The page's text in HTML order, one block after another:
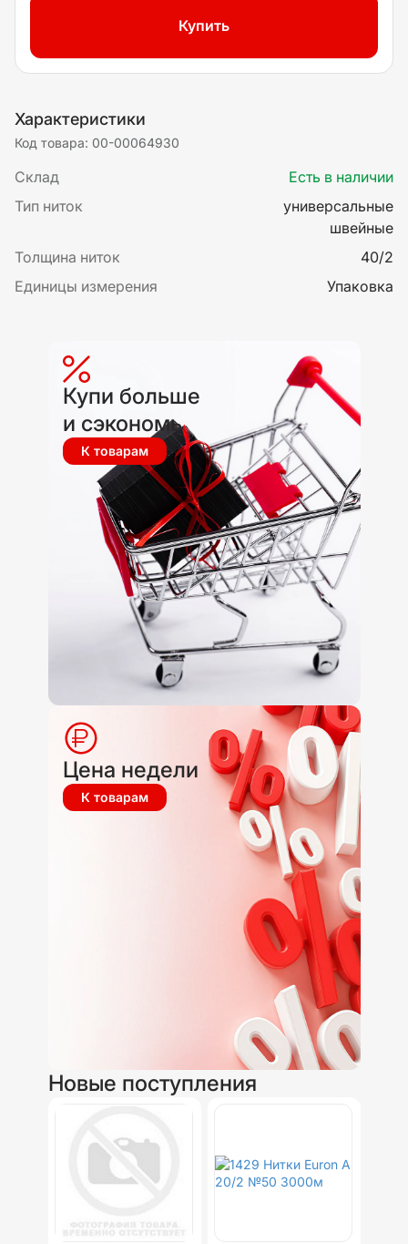
Характеристики
Код товара: 00-00064930
Склад
Есть в наличии
Тип ниток
универсальные
швейные
Толщина ниток
40/2
Единицы измерения
Упаковка
Купить
Купи больше
и сэкономь
К товарам
Цена недели
К товарам
Новые поступления